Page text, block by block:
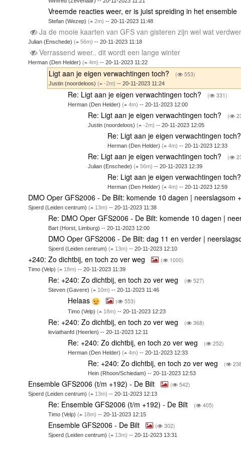
Vreemde reacties weer, er is juist spreiding in het ensemble
Stefan (Wezep) ( 2m) -- 20-11-2023 11:48
Ja de mooie kaarten van GFS van gisteren zijn wel wat
Julian (Enschede)( 56m) -- 20-11-2023 11:18
Verrassend weer.. dit wordt een lange winter
Herman (Den Helder)( 4m) -- 20-11-2023 11:22
Ligt aan je eigen verwachtingen toch? ( 553)
Justin (noordeloos) ( -2m) -- 20-11-2023 11:24
Re: Ligt aan je eigen verwachtingen toch? ( 331)
Herman (Den Helder)( 4m) -- 20-11-2023 12:00
Re: Ligt aan je eigen verwachtingen toch? (
Justin (noordeloos) ( -2m) -- 20-11-2023 12:05
Re: Ligt aan je eigen verwachtingen toch?
Herman (Den Helder)( 4m) -- 20-11-2023 12:33
Re: Ligt aan je eigen verwachtingen toch? (
Julian (Enschede) ( 56m) -- 20-11-2023 12:39
Re: Ligt aan je eigen verwachtingen toch?
Herman (Den Helder)( 4m) -- 20-11-2023 12:59
DMO Oper GFS2006 - De Bilt: komende 10 dagen | neerslagsom
Sjoerd (Leiden centrum)( 13m) -- 20-11-2023 11:38
Re: DMO Oper GFS2006 - De Bilt: komende 10 dagen |
Bart (Horst, Limburg) -- 20-11-2023 12:00
DMO Oper GFS2006 - De Bilt: dag 11 en verder |
Sjoerd (Leiden centrum) ( 13m) -- 20-11-2023 12:10
+240: Zo dichtbij, en toch zo ver weg ( 1000)
Timo (Velp)( 18m) -- 20-11-2023 11:39
Re: +240: Zo dichtbij, en toch zo ver weg ( 527)
Steven (Gavere) ( 10m) -- 20-11-2023 11:46
Helaas ( 553)
Timo (Velp)( 18m) -- 20-11-2023 12:23
Re: +240: Zo dichtbij, en toch zo ver weg ( 368)
leviathanfd (Heerlen) -- 20-11-2023 12:11
Re: +240: Zo dichtbij, en toch zo ver weg ( 252)
Herman (Den Helder)( 4m) -- 20-11-2023 12:33
Re: +240: Zo dichtbij, en toch zo ver weg (
Hein (Rhoon/Schiedam) -- 20-11-2023 12:53
Ensemble GFS2006 (t/m +192) - De Bilt ( 542)
Sjoerd (Leiden centrum)( 13m) -- 20-11-2023 12:13
Re: Ensemble GFS2006 (t/m +192) - De Bilt ( 405)
Timo (Velp) ( 18m) -- 20-11-2023 12:15
Ensemble GFS2006 - De Bilt ( 302)
Sjoerd (Leiden centrum) ( 13m) -- 20-11-2023 13:31